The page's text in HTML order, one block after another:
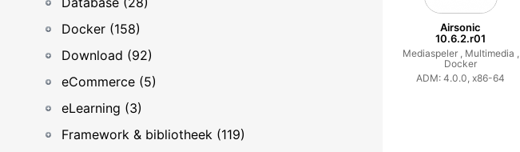
Docker (158)
Download (92)
eCommerce (5)
eLearning (3)
Framework & bibliotheek (119)
Airsonic
10.6.2.r01
Mediaspeler , Multimedia ,
Docker
ADM: 4.0.0, x86-64